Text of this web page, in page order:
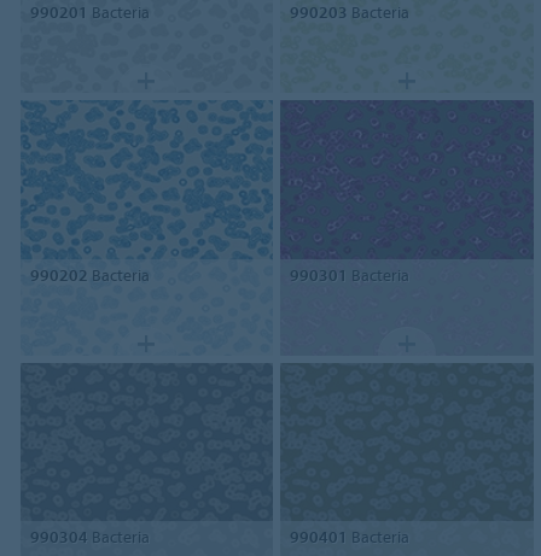
990201 Bacteria 990203 Bacteria
990202 Bacteria 990301 Bacteria
990304 Bacteria 990401 Bacteria